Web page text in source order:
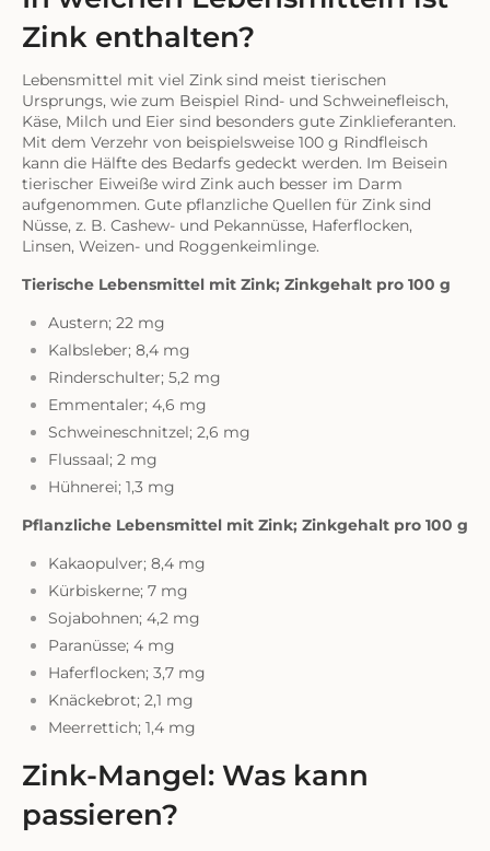
Zink enthalten?
Lebensmittel mit viel Zink sind meist tierischen
Ursprungs, wie zum Beispiel Rind- und Schweinefleisch,
Käse, Milch und Eier sind besonders gute Zinklieferanten.
Mit dem Verzehr von beispielsweise 100 g Rindfleisch
kann die Hälfte des Bedarfs gedeckt werden. Im Beisein
tierischer Eiweiße wird Zink auch besser im Darm
aufgenommen. Gute pflanzliche Quellen für Zink sind
Nüsse, z. B. Cashew- und Pekannüsse, Haferflocken,
Linsen, Weizen- und Roggenkeimlinge.
Tierische Lebensmittel mit Zink; Zinkgehalt pro 100 g
Austern; 22 mg
Kalbsleber; 8,4 mg
Rinderschulter; 5,2 mg
Emmentaler; 4,6 mg
Schweineschnitzel; 2,6 mg
Flussaal; 2 mg
Hühnerei; 1,3 mg
Pflanzliche Lebensmittel mit Zink; Zinkgehalt pro 100 g
Kakaopulver; 8,4 mg
Kürbiskerne; 7 mg
Sojabohnen; 4,2 mg
Paranüsse; 4 mg
Haferflocken; 3,7 mg
Knäckebrot; 2,1 mg
Meerrettich; 1,4 mg
Zink-Mangel: Was kann
passieren?